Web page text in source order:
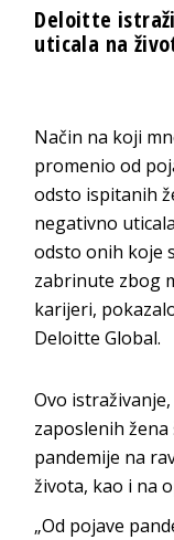
Deloitte
uticala na
Način na koji
promenio od
odsto ispitanih
negativno
odsto onih koje
zabrinute zbog
karijeri,
Deloitte Global.
Ovo
zaposlenih
pandemije na
života, kao i na
„Od pojave